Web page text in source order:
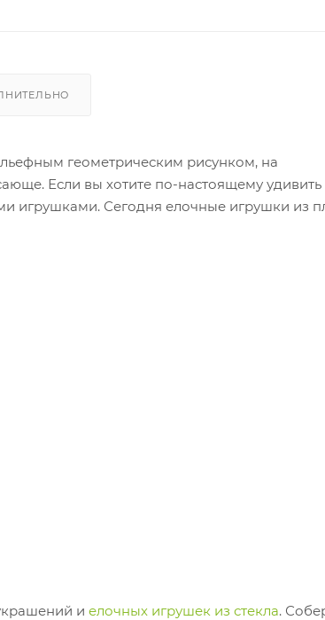
геометрическим рисунком, на
Если вы хотите по-настоящему удивить
игрушками. Сегодня елочные игрушки из
и елочных игрушек из стекла.